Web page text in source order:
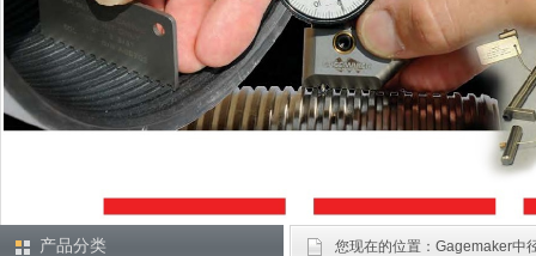
您现在的位置： Gagemaker中
产品分类